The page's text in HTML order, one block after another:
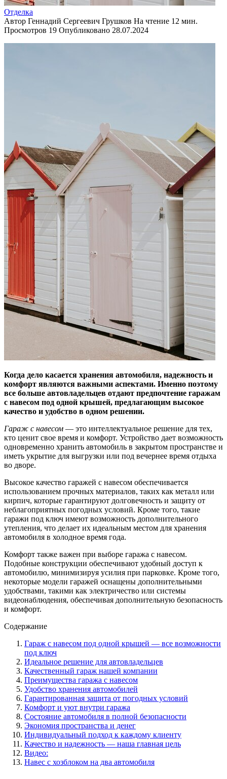
Отделка
Автор Геннадий Сергеевич Грушков На чтение 12 мин.
Просмотров 19 Опубликовано 28.07.2024
Когда дело касается хранения автомобиля, надежность и
комфорт являются важными аспектами. Именно поэтому
все больше автовладельцев отдают предпочтение гаражам
с навесом под одной крышей, предлагающим высокое
качество и удобство в одном решении.
Гараж с навесом — это интеллектуальное решение для тех,
кто ценит свое время и комфорт. Устройство дает возможность
одновременно хранить автомобиль в закрытом пространстве и
иметь укрытие для выгрузки или под вечернее время отдыха
во дворе.
Высокое качество гаражей с навесом обеспечивается
использованием прочных материалов, таких как металл или
кирпич, которые гарантируют долговечность и защиту от
неблагоприятных погодных условий. Кроме того, такие
гаражи под ключ имеют возможность дополнительного
утепления, что делает их идеальным местом для хранения
автомобиля в холодное время года.
Комфорт также важен при выборе гаража с навесом.
Подобные конструкции обеспечивают удобный доступ к
автомобилю, минимизируя усилия при парковке. Кроме того,
некоторые модели гаражей оснащены дополнительными
удобствами, такими как электричество или системы
видеонаблюдения, обеспечивая дополнительную безопасность
и комфорт.
Содержание
Гараж с навесом под одной крышей — все возможности
под ключ
Идеальное решение для автовладельцев
Качественный гараж нашей компании
Преимущества гаража с навесом
Удобство хранения автомобилей
Гарантированная защита от погодных условий
Комфорт и уют внутри гаража
Состояние автомобиля в полной безопасности
Экономия пространства и денег
Индивидуальный подход к каждому клиенту
Качество и надежность — наша главная цель
Видео:
Навес с хозблоком на два автомобиля